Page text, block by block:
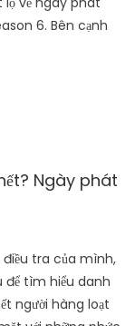
Ngày phát
tra của mình,
tìm hiểu danh
người hàng loạt
với những phức